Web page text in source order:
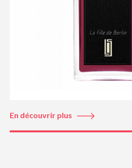
En découvrir plus